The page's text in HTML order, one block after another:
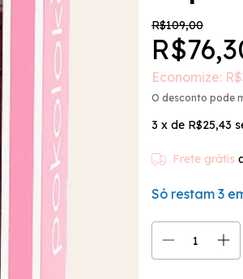
R$109,00
Economize:
O desconto pode
3 x de R$25,43
Frete grátis
Só restam 3